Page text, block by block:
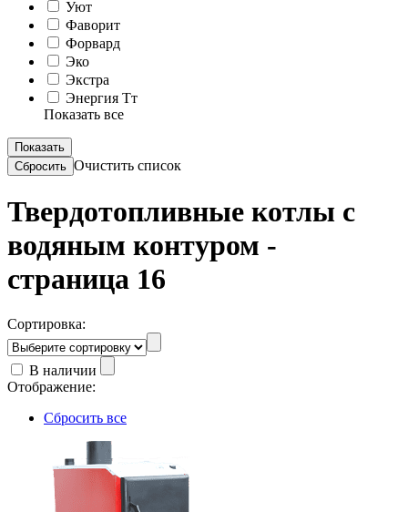
Уют
Фаворит
Форвард
Эко
Экстра
Энергия Тт
Показать все
Очистить список
Твердотопливные котлы с
водяным контуром -
страница 16
Сортировка:
В наличии
Отображение:
Сбросить все